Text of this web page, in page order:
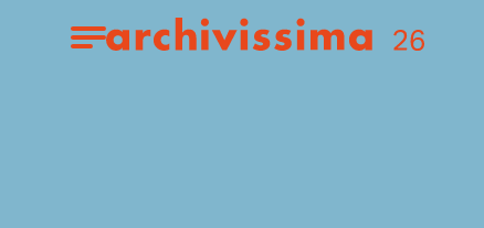
Home page
Apri il menu